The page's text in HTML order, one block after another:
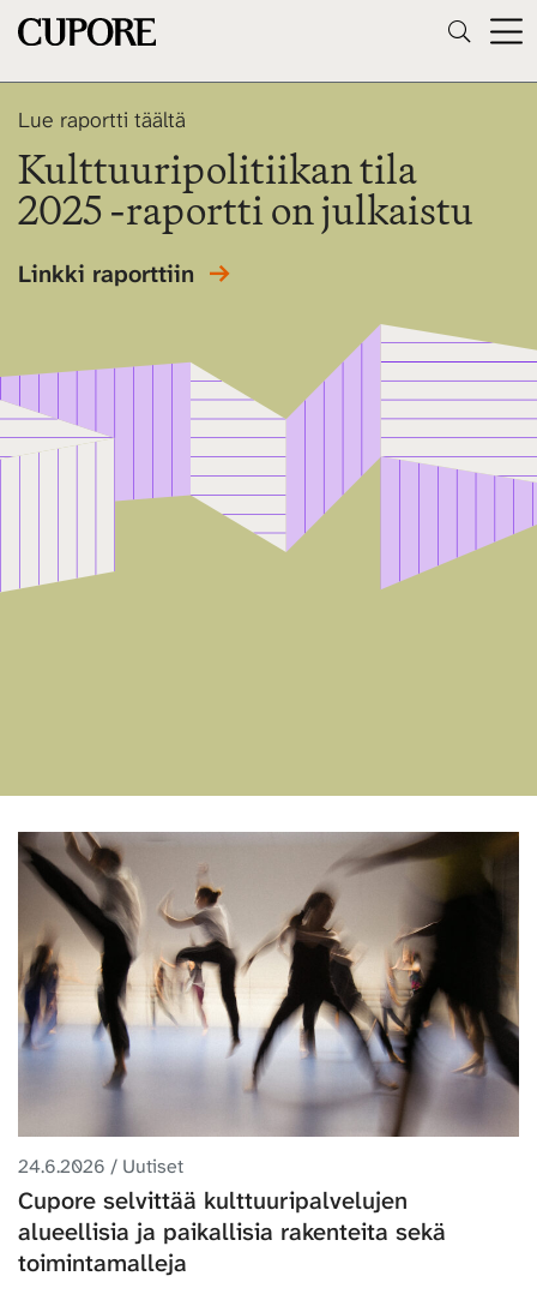
Lue raportti täältä
Kulttuuripolitiikan tila
2025 -raportti on julkaistu
Linkki raporttiin
24.6.2026 / Uutiset
Cupore selvittää kulttuuripalvelujen
alueellisia ja paikallisia rakenteita sekä
toimintamalleja